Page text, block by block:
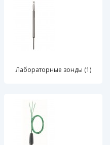
Лабораторные зонды (1)